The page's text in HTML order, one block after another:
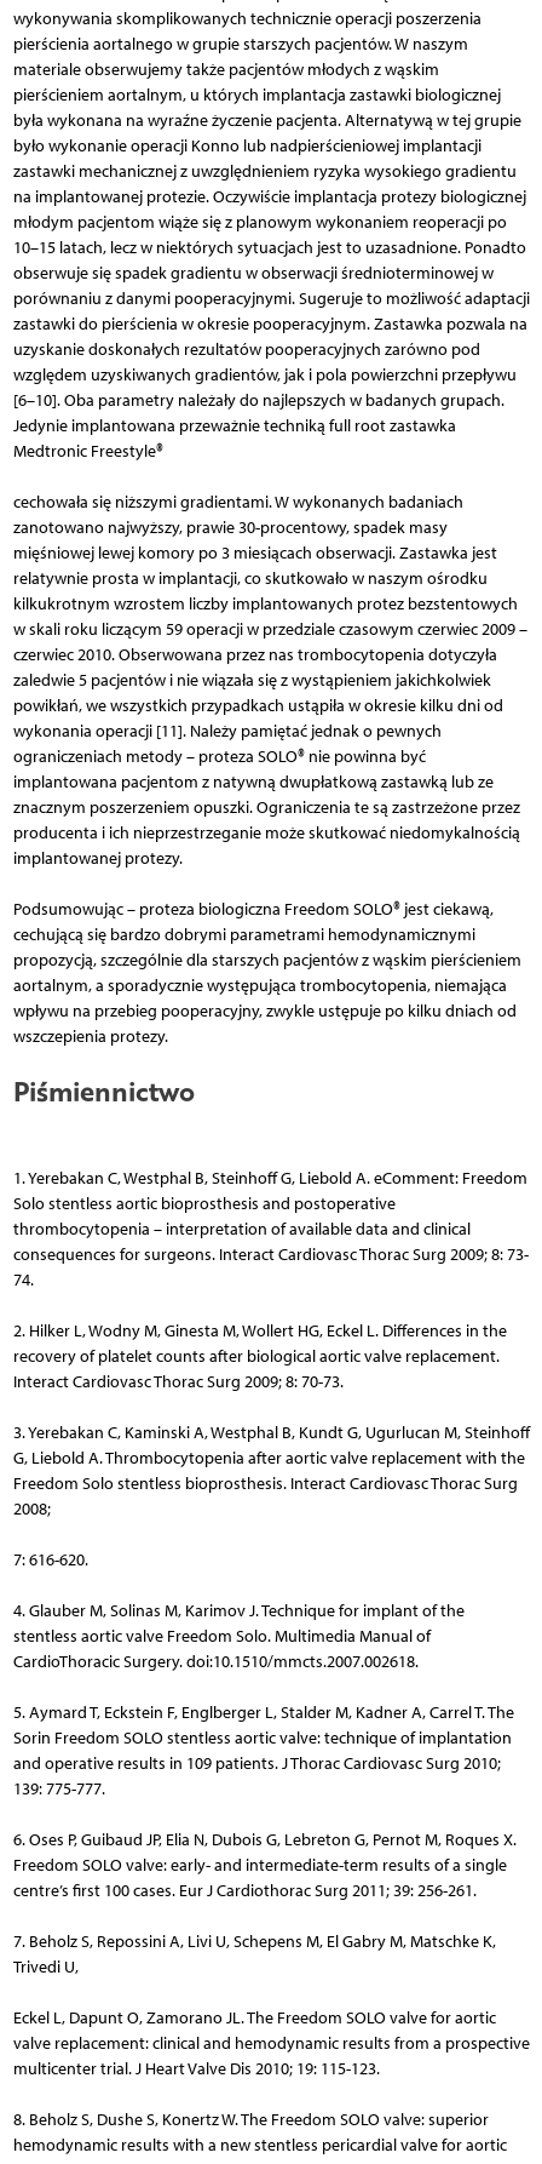
wykonywania skomplikowanych technicznie operacji poszerzenia
pierścienia aortalnego w grupie starszych pacjentów. W naszym
materiale obserwujemy także pacjentów młodych z wąskim
pierścieniem aortalnym, u których implantacja zastawki biologicznej
była wykonana na wyraźne życzenie pacjenta. Alternatywą w tej grupie
było wykonanie operacji Konno lub nadpierścieniowej implantacji
zastawki mechanicznej z uwzględnieniem ryzyka wysokiego gradientu
na implantowanej protezie. Oczywiście implantacja protezy biologicznej
młodym pacjentom wiąże się z planowym wykonaniem reoperacji po
10–15 latach, lecz w niektórych sytuacjach jest to uzasadnione. Ponadto
obserwuje się spadek gradientu w obserwacji średnioterminowej w
porównaniu z danymi pooperacyjnymi. Sugeruje to możliwość adaptacji
zastawki do pierścienia w okresie pooperacyjnym. Zastawka pozwala na
uzyskanie doskonałych rezultatów pooperacyjnych zarówno pod
względem uzyskiwanych gradientów, jak i pola powierzchni przepływu
[6–10]. Oba parametry należały do najlepszych w badanych grupach.
Jedynie implantowana przeważnie techniką full root zastawka
Medtronic Freestyle®
cechowała się niższymi gradientami. W wykonanych badaniach
zanotowano najwyższy, prawie 30-procentowy, spadek masy
mięśniowej lewej komory po 3 miesiącach obserwacji. Zastawka jest
relatywnie prosta w implantacji, co skutkowało w naszym ośrodku
kilkukrotnym wzrostem liczby implantowanych protez bezstentowych
w skali roku liczącym 59 operacji w przedziale czasowym czerwiec 2009 –
czerwiec 2010. Obserwowana przez nas trombocytopenia dotyczyła
zaledwie 5 pacjentów i nie wiązała się z wystąpieniem jakichkolwiek
powikłań, we wszystkich przypadkach ustąpiła w okresie kilku dni od
wykonania operacji [11]. Należy pamiętać jednak o pewnych
ograniczeniach metody – proteza SOLO® nie powinna być
implantowana pacjentom z natywną dwupłatkową zastawką lub ze
znacznym poszerzeniem opuszki. Ograniczenia te są zastrzeżone przez
producenta i ich nieprzestrzeganie może skutkować niedomykalnością
implantowanej protezy.
Podsumowując – proteza biologiczna Freedom SOLO® jest ciekawą,
cechującą się bardzo dobrymi parametrami hemodynamicznymi
propozycją, szczególnie dla starszych pacjentów z wąskim pierścieniem
aortalnym, a sporadycznie występująca trombocytopenia, niemająca
wpływu na przebieg pooperacyjny, zwykle ustępuje po kilku dniach od
wszczepienia protezy.
Piśmiennictwo
1. Yerebakan C, Westphal B, Steinhoff G, Liebold A. eComment: Freedom
Solo stentless aortic bioprosthesis and postoperative
thrombocytopenia – interpretation of available data and clinical
consequences for surgeons. Interact Cardiovasc Thorac Surg 2009; 8: 73-
74.
2. Hilker L, Wodny M, Ginesta M, Wollert HG, Eckel L. Differences in the
recovery of platelet counts after biological aortic valve replacement.
Interact Cardiovasc Thorac Surg 2009; 8: 70-73.
3. Yerebakan C, Kaminski A, Westphal B, Kundt G, Ugurlucan M, Steinhoff
G, Liebold A. Thrombocytopenia after aortic valve replacement with the
Freedom Solo stentless bioprosthesis. Interact Cardiovasc Thorac Surg
2008;
7: 616-620.
4. Glauber M, Solinas M, Karimov J. Technique for implant of the
stentless aortic valve Freedom Solo. Multimedia Manual of
CardioThoracic Surgery. doi:10.1510/mmcts.2007.002618.
5. Aymard T, Eckstein F, Englberger L, Stalder M, Kadner A, Carrel T. The
Sorin Freedom SOLO stentless aortic valve: technique of implantation
and operative results in 109 patients. J Thorac Cardiovasc Surg 2010;
139: 775-777.
6. Oses P, Guibaud JP, Elia N, Dubois G, Lebreton G, Pernot M, Roques X.
Freedom SOLO valve: early- and intermediate-term results of a single
centre’s first 100 cases. Eur J Cardiothorac Surg 2011; 39: 256-261.
7. Beholz S, Repossini A, Livi U, Schepens M, El Gabry M, Matschke K,
Trivedi U,
Eckel L, Dapunt O, Zamorano JL. The Freedom SOLO valve for aortic
valve replacement: clinical and hemodynamic results from a prospective
multicenter trial. J Heart Valve Dis 2010; 19: 115-123.
8. Beholz S, Dushe S, Konertz W. The Freedom SOLO valve: superior
hemodynamic results with a new stentless pericardial valve for aortic